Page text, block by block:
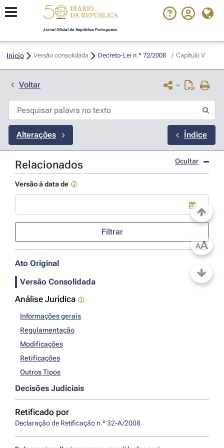
Jornal Oficial da República Portuguesa
Início Versão consolidada Decreto-Lei n.º 72/2008 / Capítulo V
Voltar
Alterações Índice
Relacionados Ocultar
Versão à data de
Use a tecla de seta para baixo para abrir o calendário; Use as
Filtrar
Ato Original
Versão Consolidada
Análise Jurídica
Informações gerais
Regulamentação
Modificações
Retificações
Outros Tipos
Decisões Judiciais
Retificado por
Declaração de Retificação n.º 32-A/2008
AA